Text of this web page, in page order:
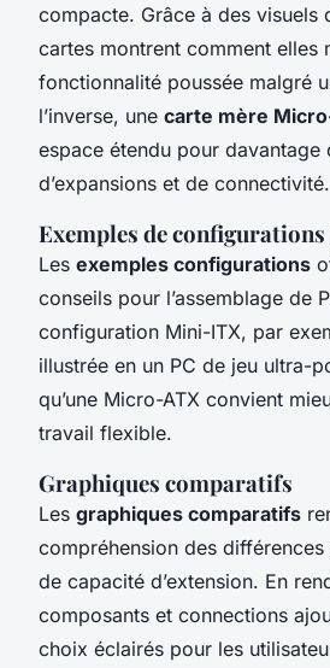
compacte. Grâce à des visuels
cartes montrent comment elles
fonctionnalité poussée malgré
l’inverse, une carte mère
espace étendu pour davantage
d’expansions et de connectivité.
Exemples de
Les exemples configurations
conseils pour l’assemblage de
configuration Mini-ITX, par
illustrée en un PC de jeu ultra-
qu’une Micro-ATX convient
travail flexible.
Graphiques comparatifs
Les graphiques comparatifs
compréhension des
de capacité d’extension. En
composants et connections
choix éclairés pour les